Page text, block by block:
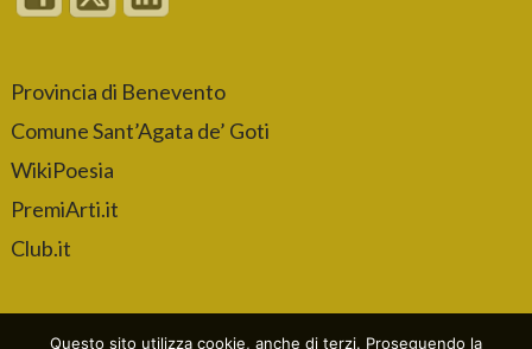
Provincia di Benevento
Comune Sant’Agata de’ Goti
WikiPoesia
PremiArti.it
Club.it
Questo sito utilizza cookie, anche di terzi. Proseguendo la